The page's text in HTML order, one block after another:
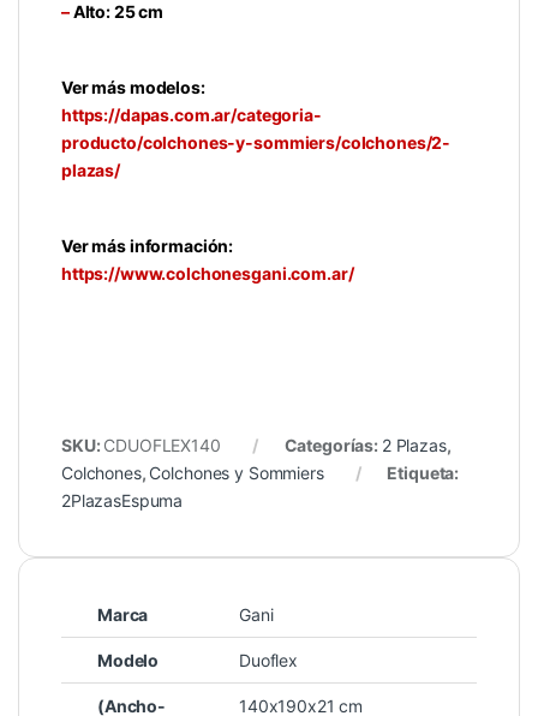
–Alto: 25 cm
Ver más modelos:
https://dapas.com.ar/categoria-
producto/colchones-y-sommiers/colchones/2-
plazas/
Ver más información:
https://www.colchonesgani.com.ar/
SKU: CDUOFLEX140 Categorías: 2 Plazas,
Colchones, Colchones y Sommiers
Etiqueta:
2PlazasEspuma
Marca Gani
Modelo Duoflex
(Ancho-
140x190x21 cm